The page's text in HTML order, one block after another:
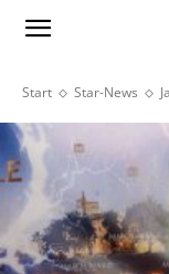
Start Star-News